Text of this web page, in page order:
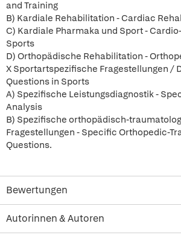
and Training
B) Kardiale Rehabilitation - Cardiac
C) Kardiale Pharmaka und Sport -
Sports
D) Orthopädische Rehabilitation -
X Sportartspezifische Fragestellungen /
Questions in Sports
A) Spezifische Leistungsdiagnostik -
Analysis
B) Spezifische orthopädisch-
Fragestellungen - Specific Orthopedic-
Questions.
Bewertungen
Autorinnen & Autoren